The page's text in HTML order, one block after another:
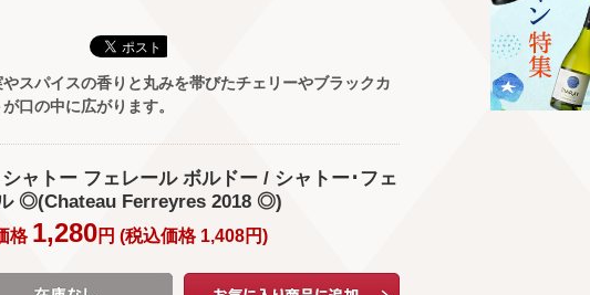
スパイスの香りと丸みを帯びたチェリーやブラックカ
口の中に広がります。
ャトー フェレール ボルドー / シャトー･フェ
◎(Chateau Ferreyres 2018 ◎)
格 1,280円 (税込価格 1,408円)